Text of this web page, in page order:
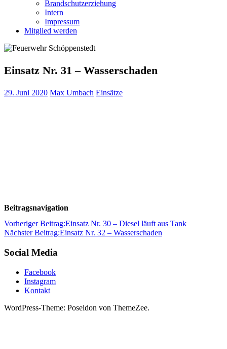
Brandschutzerziehung
Intern
Impressum
Mitglied werden
Einsatz Nr. 31 – Wasserschaden
29. Juni 2020 Max Umbach Einsätze
Beitragsnavigation
Vorheriger Beitrag:Einsatz Nr. 30 – Diesel läuft aus Tank
Nächster Beitrag:Einsatz Nr. 32 – Wasserschaden
Social Media
Facebook
Instagram
Kontakt
WordPress-Theme: Poseidon von ThemeZee.